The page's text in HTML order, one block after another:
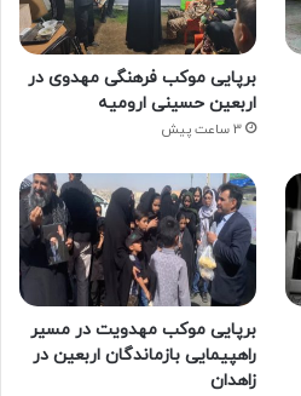
برپایی موکب فرهنگی مهدوی در
اربعین حسینی ارومیه
3 ساعت پیش
برپایی موکب مهدویت در مسیر
راهپیمایی بازماندگان اربعین در
زاهدان